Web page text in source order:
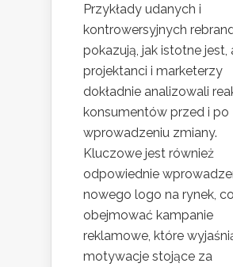
Przykłady udanych i
kontrowersyjnych
pokazują, jak istotne jest,
projektanci i marketerzy
dokładnie analizowali
konsumentów przed i po
wprowadzeniu zmiany.
Kluczowe jest również
odpowiednie
nowego logo na rynek,
obejmować kampanie
reklamowe, które
motywacje stojące za